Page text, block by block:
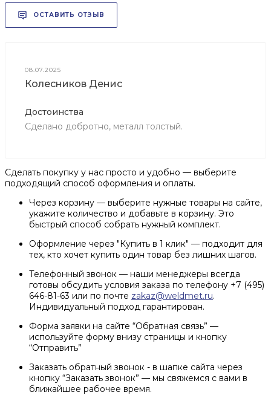
ОСТАВИТЬ ОТЗЫВ
08.07.2025
Колесников Денис
Достоинства
Сделано добротно, металл толстый.
Сделать покупку у нас просто и удобно — выберите
подходящий способ оформления и оплаты.
Через корзину — выберите нужные товары на сайте,
укажите количество и добавьте в корзину. Это
быстрый способ собрать нужный комплект.
Оформление через "Купить в 1 клик" — подходит для
тех, кто хочет купить один товар без лишних шагов.
Телефонный звонок — наши менеджеры всегда
готовы обсудить условия заказа по телефону +7 (495)
646-81-63 или по почте zakaz@weldmet.ru.
Индивидуальный подход гарантирован.
Форма заявки на сайте “Обратная связь” —
используйте форму внизу страницы и кнопку
“Отправить”
Заказать обратный звонок - в шапке сайта через
кнопку “Заказать звонок” — мы свяжемся с вами в
ближайшее рабочее время.